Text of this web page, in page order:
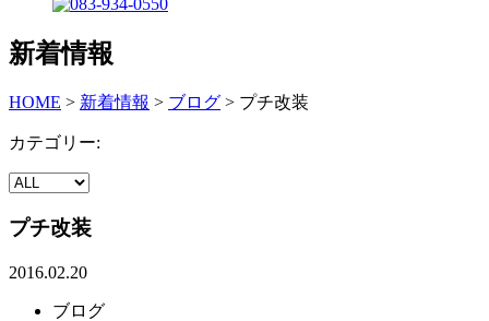
新着情報
HOME > 新着情報 > ブログ > プチ改装
カテゴリー:
プチ改装
2016.02.20
ブログ